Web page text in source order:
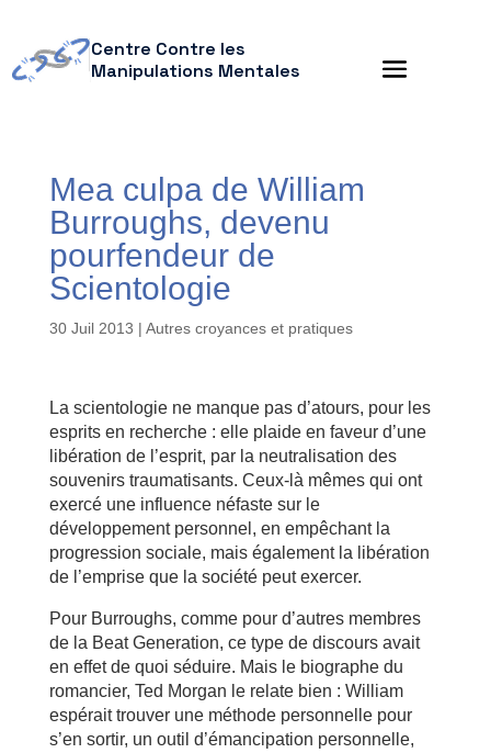
Centre Contre les
Manipulations Mentales
Mea culpa de William
Burroughs, devenu
pourfendeur de
Scientologie
30 Juil 2013 | Autres croyances et pratiques
La scientologie ne manque pas d’atours, pour les
esprits en recherche : elle plaide en faveur d’une
libération de l’esprit, par la neutralisation des
souvenirs traumatisants. Ceux-là mêmes qui ont
exercé une influence néfaste sur le
développement personnel, en empêchant la
progression sociale, mais également la libération
de l’emprise que la société peut exercer.
Pour Burroughs, comme pour d’autres membres
de la Beat Generation, ce type de discours avait
en effet de quoi séduire. Mais le biographe du
romancier, Ted Morgan le relate bien : William
espérait trouver une méthode personnelle pour
s’en sortir, un outil d’émancipation personnelle,